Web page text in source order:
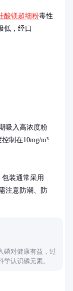
酸镁超细粉毒性
低，经口
吸入高浓度粉
制在10mg/m³
装通常采用
注意防潮、防
磷对健康有益，过
认识磷元素。